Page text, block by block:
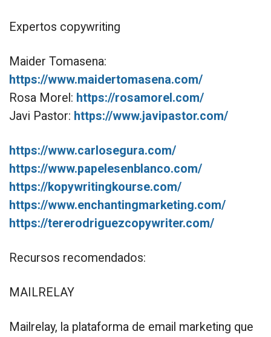
Expertos copywriting
Maider Tomasena:
https://www.maidertomasena.com/
Rosa Morel: https://rosamorel.com/
Javi Pastor: https://www.javipastor.com/
https://www.carlosegura.com/
https://www.papelesenblanco.com/
https://kopywritingkourse.com/
https://www.enchantingmarketing.com/
https://tererodriguezcopywriter.com/
Recursos recomendados:
MAILRELAY
Mailrelay, la plataforma de email marketing que